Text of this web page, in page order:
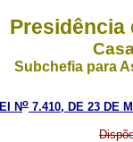
Presidência
Subchefia para
No 7.410, DE 23 DE